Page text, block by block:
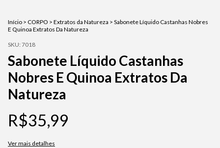
Início > CORPO > Extratos da Natureza > Sabonete Líquido Castanhas Nobres
E Quinoa Extratos Da Natureza
SKU: 7018
Sabonete Líquido Castanhas
Nobres E Quinoa Extratos Da
Natureza
R$35,99
Ver mais detalhes